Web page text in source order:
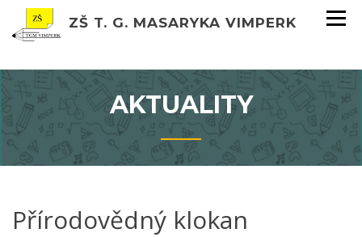
ZŠ T. G. MASARYKA VIMPERK
AKTUALITY
Přírodovědný klokan